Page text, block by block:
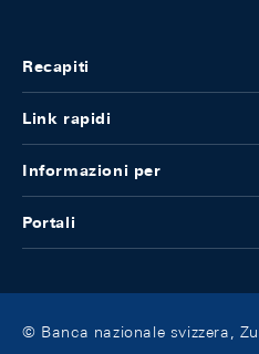
Recapiti
Link rapidi
Informazioni per
Portali
© Banca nazionale svizzera,